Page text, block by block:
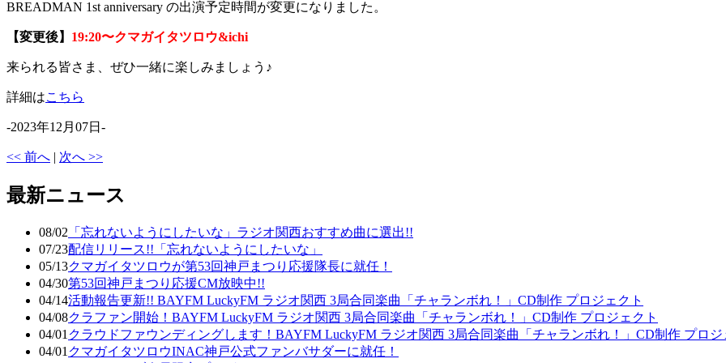
BREADMAN 1st anniversary の出演予定時間が変更になりました。
【変更後】 19:20〜クマガイタツロウ&ichi
来られる皆さま、ぜひ一緒に楽しみましょう♪
詳細はこちら
-2023年12月07日-
<< 前へ | 次へ >>
最新ニュース
08/02 「忘れないようにしたいな」ラジオ関西おすすめ曲に選出!!
07/23配信リリース!!「忘れないようにしたいな」
05/13クマガイタツロウが第53回神戸まつり応援隊長に就任！
04/30第53回神戸まつり応援CM放映中!!
04/14活動報告更新!! BAYFM LuckyFM ラジオ関西 3局合同楽曲「チャランボれ！」CD制作 プロジェクト
04/08クラファン開始！BAYFM LuckyFM ラジオ関西 3局合同楽曲「チャランボれ！」CD制作 プロジェクト
04/01 クラウドファウンディングします！BAYFM LuckyFM ラジオ関西 3局合同楽曲「チャランボれ！」CD制作 プロジ
04/01 クマガイタツロウINAC神戸公式ファンバサダーに就任！